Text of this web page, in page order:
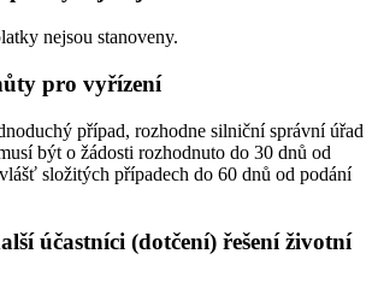
nejsou stanoveny.
pro vyřízení
případ, rozhodne silniční správní úřad
být o žádosti rozhodnuto do 30 dnů od
složitých případech do 60 dnů od podání
účastníci (dotčení) řešení životní